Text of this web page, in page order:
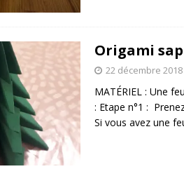
Origami
22 décembre 2018
MATÉRIEL : Une
: Etape n°1 :
Si vous avez une